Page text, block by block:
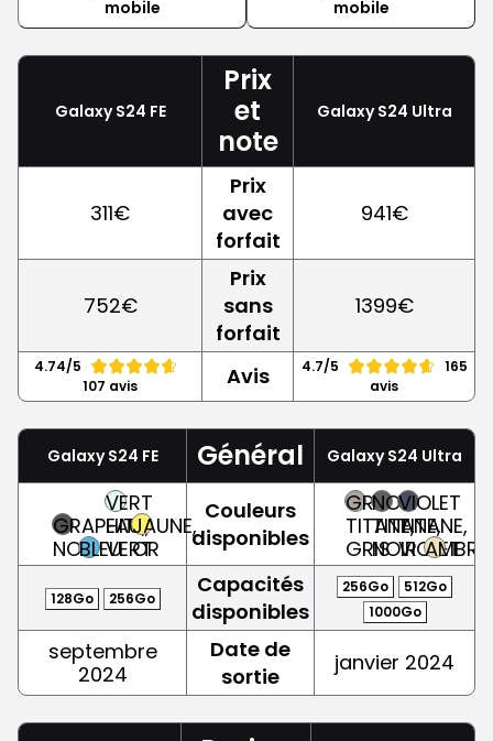
mobile
mobile
Galaxy S24 FE
Prix
et
note
Galaxy S24 Ultra
311€
Prix
avec
forfait
941€
752€
Prix
sans
forfait
1399€
4.74/5
107 avis
Avis 4.7/5
165
avis
Galaxy S24 FE Général Galaxy S24 Ultra
GRAPHITE,
NOIRBLEU
VERT
EAU,
VERT
JAUNE,
OR
Couleurs
disponibles
GRIS
TITANE,
GRIS
NOIR
TITANE,
NOIR
VIOLET
TITANE,
VIOLET
AMBRE
128Go 256Go
Capacités
disponibles
256Go
512Go
1000Go
septembre
2024
Date de
sortie
janvier 2024